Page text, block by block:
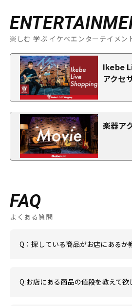
楽しむ 学ぶ イケベエンターテイメン
Ikebe
アクセ
楽器ア
FAQ
よくある質問
Q：探している商品がお店にあるか
Q:お店にある商品の値段を教えて欲